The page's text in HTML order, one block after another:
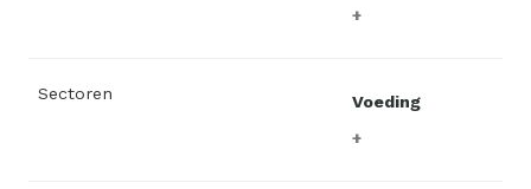
Sectoren Voeding